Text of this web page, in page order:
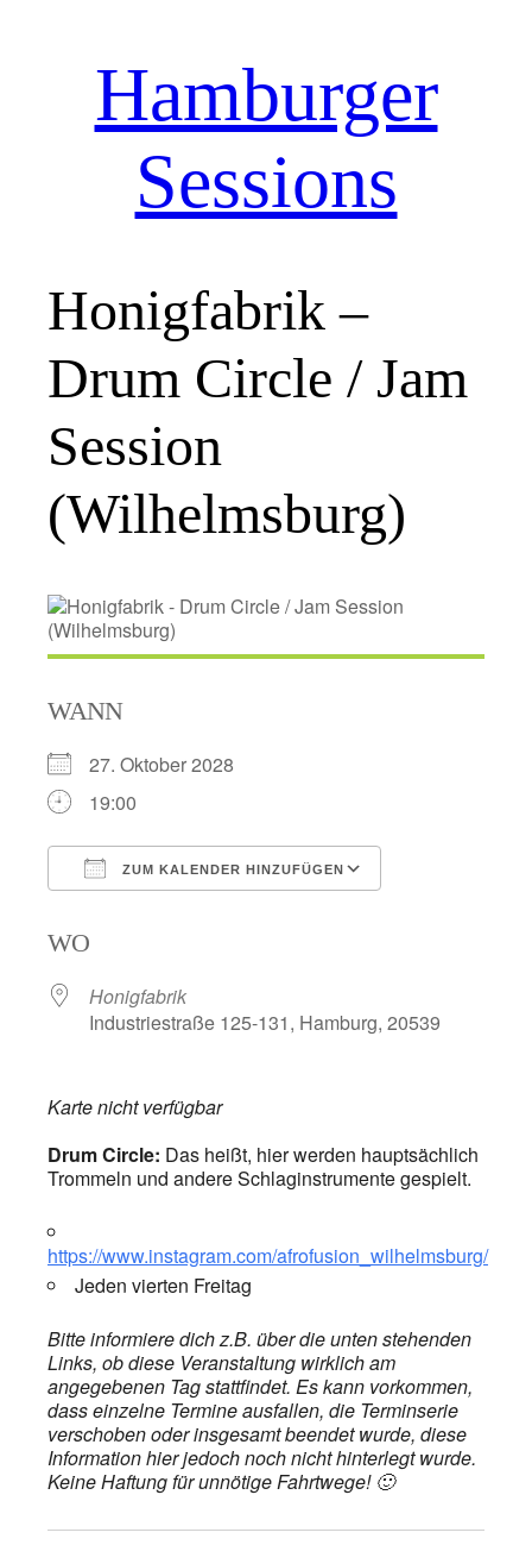
Hamburger
Sessions
Honigfabrik –
Drum Circle / Jam
Session
(Wilhelmsburg)
WANN
27. Oktober 2028
19:00
ZUM KALENDER HINZUFÜGEN
WO
Honigfabrik
Industriestraße 125-131, Hamburg, 20539
Karte nicht verfügbar
Drum Circle: Das heißt, hier werden hauptsächlich
Trommeln und andere Schlaginstrumente gespielt.
https://www.instagram.com/afrofusion_wilhelmsburg/
Jeden vierten Freitag
Bitte informiere dich z.B. über die unten stehenden
Links, ob diese Veranstaltung wirklich am
angegebenen Tag stattfindet. Es kann vorkommen,
dass einzelne Termine ausfallen, die Terminserie
verschoben oder insgesamt beendet wurde, diese
Information hier jedoch noch nicht hinterlegt wurde.
Keine Haftung für unnötige Fahrtwege! 🙂